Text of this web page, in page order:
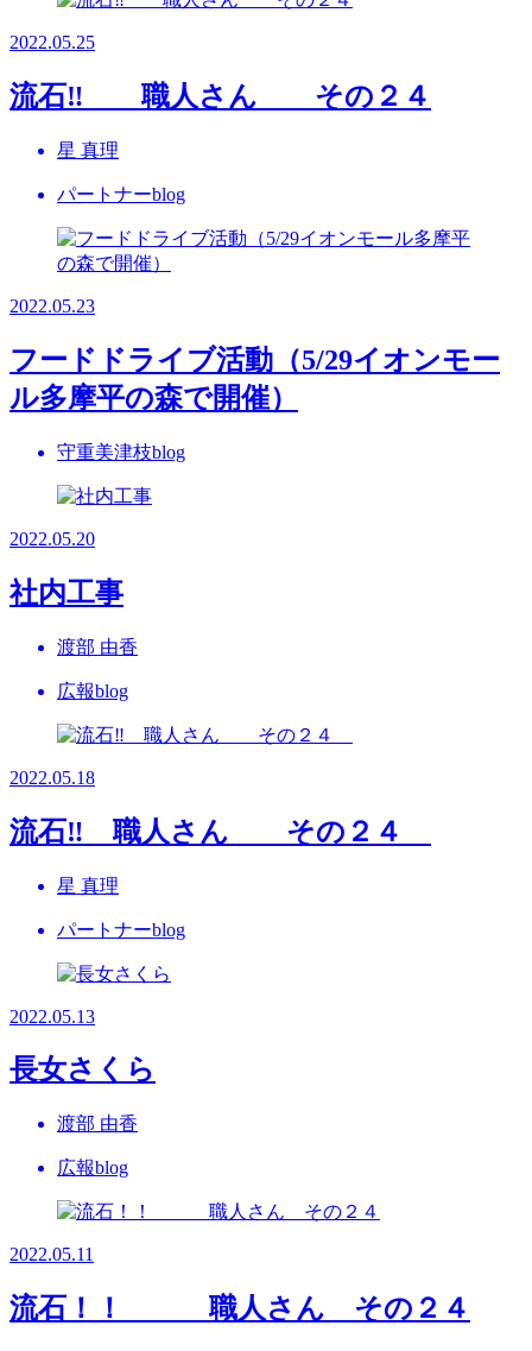
2022.05.25
流石‼ 職人さん その２４
星 真理
パートナーblog
2022.05.23
フードドライブ活動（5/29イオンモー
ル多摩平の森で開催）
守重美津枝blog
2022.05.20
社内工事
渡部 由香
広報blog
2022.05.18
流石‼ 職人さん その２４
星 真理
パートナーblog
2022.05.13
長女さくら
渡部 由香
広報blog
2022.05.11
流石！！ 職人さん その２４